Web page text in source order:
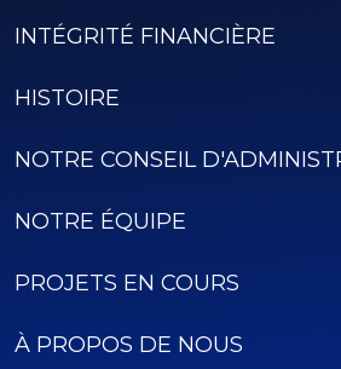
INTÉGRITÉ FINANCIÈRE
HISTOIRE
NOTRE CONSEIL
NOTRE ÉQUIPE
PROJETS EN COURS
À PROPOS DE NOUS